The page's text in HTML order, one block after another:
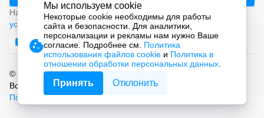
Нажимая на кнопку «Подписаться», вы соглашаетесь с
условиями обработки персональных данных
© 2026 ООО «СМАРТ Автоматизация»
Все права защищены.
Политика обработки персональных данных
Мы используем cookie
Некоторые cookie необходимы для работы
сайта и безопасности. Для аналитики,
персонализации и рекламы нам нужно Ваше
согласие. Подробнее см. Политика
использования файлов cookie и Политика в
отношении обработки персональных данных
Принять Отклонить